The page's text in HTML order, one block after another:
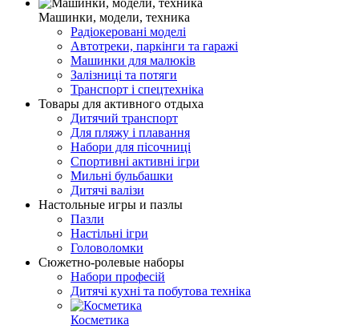
Машинки, модели, техника
Радіокеровані моделі
Автотреки, паркінги та гаражі
Машинки для малюків
Залізниці та потяги
Транспорт і спецтехніка
Товары для активного отдыха
Дитячий транспорт
Для пляжу і плавання
Набори для пісочниці
Спортивні активні ігри
Мильні бульбашки
Дитячі валізи
Настольные игры и пазлы
Пазли
Настільні ігри
Головоломки
Сюжетно-ролевые наборы
Набори професій
Дитячі кухні та побутова техніка
Косметика